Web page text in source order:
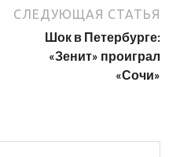
СЛЕДУЮЩАЯ СТАТЬЯ
Шок в Петербурге:
«Зенит» проиграл
«Сочи»